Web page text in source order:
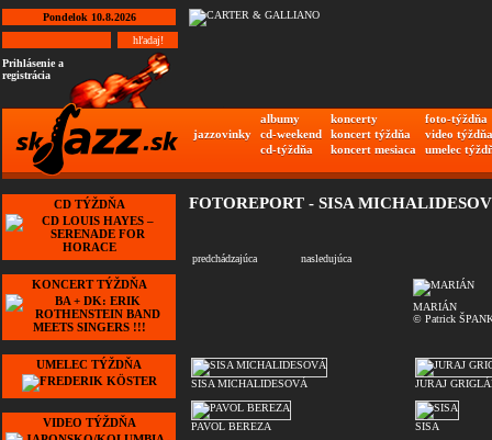
Pondelok 10.8.2026
Prihlásenie a
registrácia
jazzovinky
albumy koncerty
foto-týždňa
cd-weekend
koncert týždňa
video týždňa
cd-týždňa
koncert mesiaca umelec
CD TÝŽDŇA
KONCERT TÝŽDŇA
UMELEC TÝŽDŇA
VIDEO TÝŽDŇA
FOTOREPORT - SISA
predchádzajúca nasledujúca
MARIÁN
© Patrick
SISA MICHALIDESOVÁ JURAJ
PAVOL BEREZA SISA